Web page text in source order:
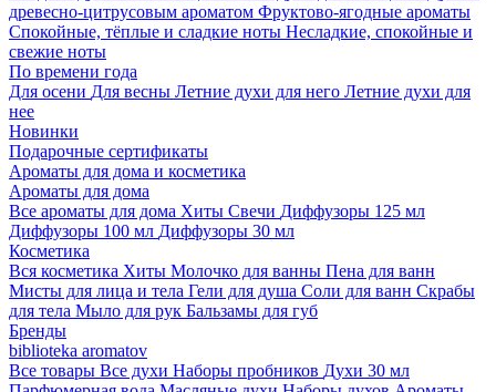
древесно-цитрусовым ароматом Фруктово-ягодные ароматы
Спокойные, тёплые и сладкие ноты Несладкие, спокойные и
свежие ноты
По времени года
Для осени Для весны Летние духи для него Летние духи для
нее
Новинки
Подарочные сертификаты
Ароматы для дома и косметика
Ароматы для дома
Все ароматы для дома Хиты Свечи Диффузоры 125 мл
Диффузоры 100 мл Диффузоры 30 мл
Косметика
Вся косметика Хиты Молочко для ванны Пена для ванн
Мисты для лица и тела Гели для душа Соли для ванн Скрабы
для тела Мыло для рук Бальзамы для губ
Бренды
biblioteka aromatov
Все товары Все духи Наборы пробников Духи 30 мл